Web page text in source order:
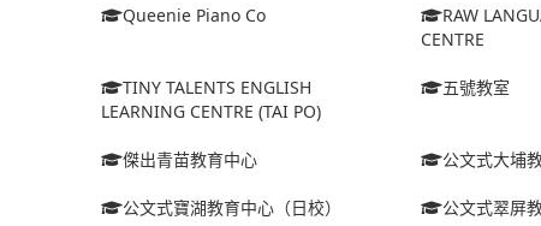
Queenie Piano Co
RAW
CENTRE
TINY TALENTS ENGLISH
LEARNING CENTRE (TAI PO)
五號教室
傑出青苗教育中心 公文式大埔
公文式寶湖教育中心（日校） 公文式翠屏